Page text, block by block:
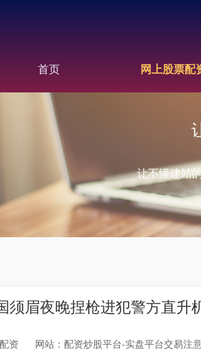
首页 网上股票配
让不懂建站
须眉夜晚捏枪进犯警方直升
资 网站：配资炒股平台-实盘平台交易注